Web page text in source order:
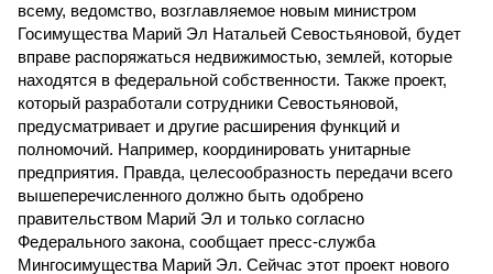
всему, ведомство, возглавляемое новым министром
Госимущества Марий Эл Натальей Севостьяновой, будет
вправе распоряжаться недвижимостью, землей, которые
находятся в федеральной собственности. Также проект,
который разработали сотрудники Севостьяновой,
предусматривает и другие расширения функций и
полномочий. Например, координировать унитарные
предприятия. Правда, целесообразность передачи всего
вышеперечисленного должно быть одобрено
правительством Марий Эл и только согласно
Федерального закона, сообщает пресс-служба
Мингосимущества Марий Эл. Сейчас этот проект нового